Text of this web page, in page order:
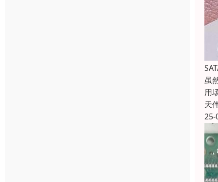
虽
用
天
25-